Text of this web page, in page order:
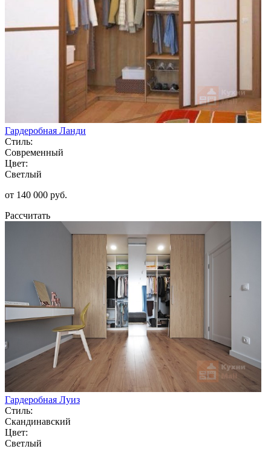
Гардеробная Ланди
Стиль:
Современный
Цвет:
Светлый
от 140 000 руб.
Рассчитать
Гардеробная Луиз
Стиль:
Скандинавский
Цвет:
Светлый